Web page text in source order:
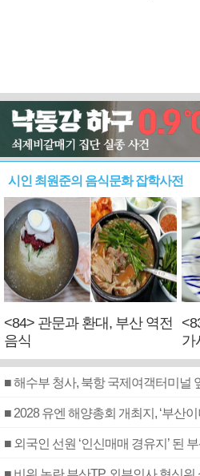
시인 최원준의 음식문화 잡학사전
<84> 관문과 환대, 부산 역전
음식
가
■ 해수부 청사, 북항 국제여객터미널
■ 2028 유엔 해양총회 개최지, ‘부산
■ 외국인 선원 ‘인신매매 경유지’ 된